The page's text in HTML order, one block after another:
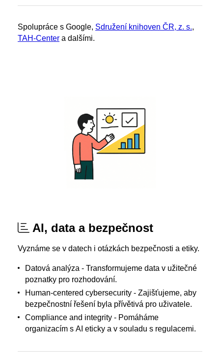
Spolupráce s Google, Sdružení knihoven ČR, z. s.,
TAH-Center a dalšími.
AI, data a bezpečnost
Vyznáme se v datech i otázkách bezpečnosti a etiky.
Datová analýza - Transformujeme data v užitečné
poznatky pro rozhodování.
Human-centered cybersecurity - Zajišťujeme, aby
bezpečnostní řešení byla přívětivá pro uživatele.
Compliance and integrity - Pomáháme
organizacím s AI eticky a v souladu s regulacemi.